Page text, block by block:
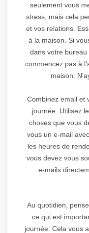
seulement vous
stress, mais cela
et vos relations.
à la maison. Si
dans votre
commencez pas à
maison.
Combinez email et
journée. Utilisez
choses que vous
vous un e-mail
les heures de
vous devez vous
e-mails
Au quotidien,
ce qui est
journée. Cela vous